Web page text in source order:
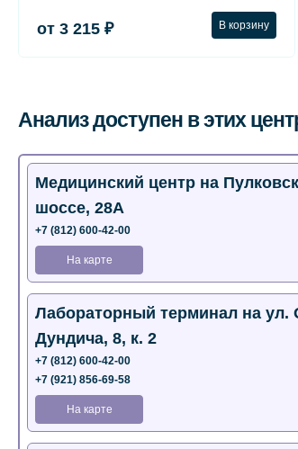
от 3 215 ₽ В корзину
Анализ доступен в этих
Медицинский центр на
шоссе, 28А
+7 (812) 600-42-00
На карте
Лабораторный терминал на ул.
Дундича, 8, к. 2
+7 (812) 600-42-00
+7 (921) 856-69-58
На карте